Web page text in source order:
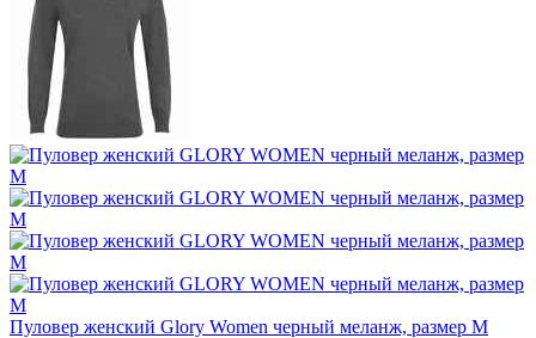
Пуловер женский Glory Women черный меланж, размер M